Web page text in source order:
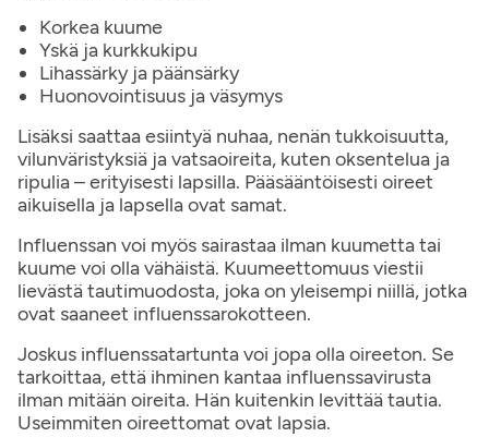
Korkea kuume
Yskä ja kurkkukipu
Lihassärky ja päänsärky
Huonovointisuus ja väsymys
Lisäksi saattaa esiintyä nuhaa, nenän tukkoisuutta,
vilunväristyksiä ja vatsaoireita, kuten oksentelua ja
ripulia – erityisesti lapsilla​. Pääsääntöisesti oireet
aikuisella ja lapsella ovat samat.
Influenssan voi myös sairastaa ilman kuumetta tai
kuume voi olla vähäistä. Kuumeettomuus viestii
lievästä tautimuodosta, joka on yleisempi niillä, jotka
ovat saaneet influenssarokotteen.
Joskus influenssatartunta voi jopa olla oireeton. Se
tarkoittaa, että ihminen kantaa influenssavirusta
ilman mitään oireita. Hän kuitenkin levittää tautia.
Useimmiten oireettomat ovat lapsia.